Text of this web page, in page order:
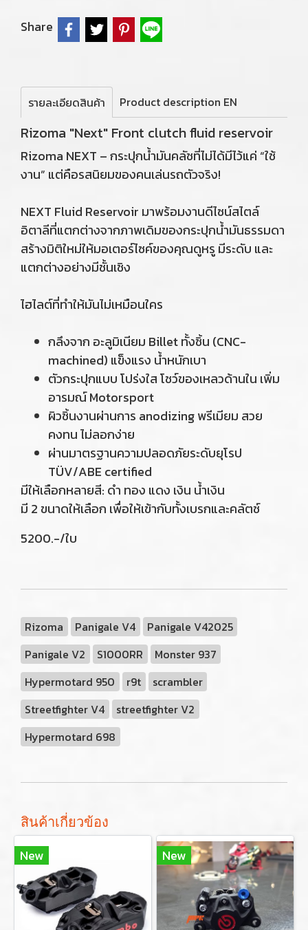
Share
รายละเอียดสินค้า Product description EN
Rizoma "Next" Front clutch fluid reservoir
Rizoma NEXT – กระปุกน้ำมันคลัชที่ไม่ได้มีไว้แค่ “ใช้
งาน” แต่คือรสนิยมของคนเล่นรถตัวจริง!
NEXT Fluid Reservoir มาพร้อมงานดีไซน์สไตล์
อิตาลีที่แตกต่างจากภาพเดิมของกระปุกน้ำมันธรรมดา
สร้างมิติใหม่ให้มอเตอร์ไซค์ของคุณดูหรู มีระดับ และ
แตกต่างอย่างมีชั้นเชิง
ไฮไลต์ที่ทำให้มันไม่เหมือนใคร
กลึงจาก อะลูมิเนียม Billet ทั้งชิ้น (CNC-
machined) แข็งแรง น้ำหนักเบา
ตัวกระปุกแบบ โปร่งใส โชว์ของเหลวด้านใน เพิ่ม
อารมณ์ Motorsport
ผิวชิ้นงานผ่านการ anodizing พรีเมียม สวย
คงทน ไม่ลอกง่าย
ผ่านมาตรฐานความปลอดภัยระดับยุโรป
TÜV/ABE certified
มีให้เลือกหลายสี: ดำ ทอง แดง เงิน น้ำเงิน
มี 2 ขนาดให้เลือก เพื่อให้เข้ากับทั้งเบรกและคลัตช์
5200.-/ใบ
Rizoma Panigale V4
Panigale V42025
Panigale V2
S1000RR
Monster 937
Hypermotard 950
r9t
scrambler
Streetfighter V4
streetfighter V2
Hypermotard 698
สินค้าเกี่ยวข้อง
New
New